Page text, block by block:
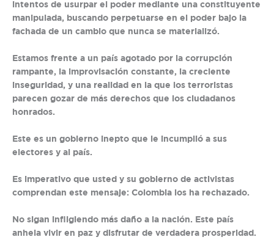
intentos de usurpar el poder mediante una constituyente
manipulada, buscando perpetuarse en el poder bajo la
fachada de un cambio que nunca se materializó.
Estamos frente a un país agotado por la corrupción
rampante, la improvisación constante, la creciente
inseguridad, y una realidad en la que los terroristas
parecen gozar de más derechos que los ciudadanos
honrados.
Este es un gobierno inepto que le incumplió a sus
electores y al país.
Es imperativo que usted y su gobierno de activistas
comprendan este mensaje: Colombia los ha rechazado.
No sigan infligiendo más daño a la nación. Este país
anhela vivir en paz y disfrutar de verdadera prosperidad.